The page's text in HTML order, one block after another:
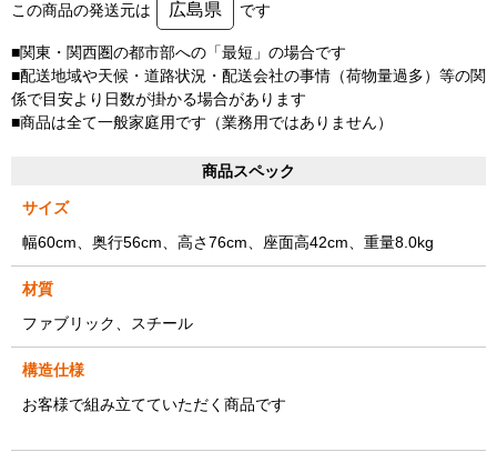
この商品の発送元は 広島県 です
■関東・関西圏の都市部への「最短」の場合です
■配送地域や天候・道路状況・配送会社の事情（荷物量過多）等の関
係で目安より日数が掛かる場合があります
■商品は全て一般家庭用です（業務用ではありません）
商品スペック
サイズ
幅60cm、奥行56cm、高さ76cm、座面高42cm、重量8.0kg
材質
ファブリック、スチール
構造仕様
お客様で組み立てていただく商品です